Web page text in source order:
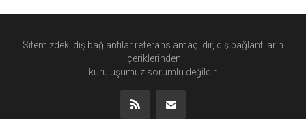
Sitemizdeki dış bağlantılar referans amaçlıdır, dış bağlantıların
içeriklerinden
kuruluşumuz sorumlu değildir.